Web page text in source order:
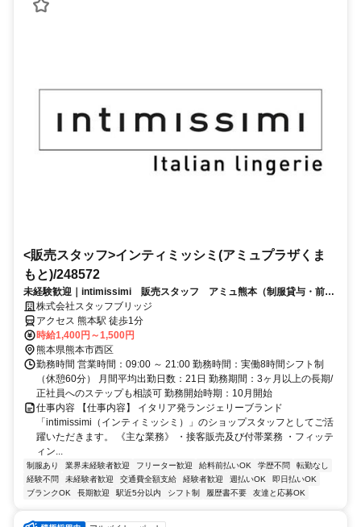
<販売スタッフ>インティミッシミ(アミュプラザくま
もと)/248572
未経験歓迎｜intimissimi 販売スタッフ アミュ熊本（制服貸与・前払
いOK）
株式会社スタッフブリッジ
アクセス 熊本駅 徒歩1分
時給1,400円～1,500円
熊本県熊本市西区
勤務時間 営業時間：09:00 ～ 21:00 勤務時間：実働8時間シフト制
（休憩60分） 月間平均出勤日数：21日 勤務期間：3ヶ月以上の長期/
正社員へのステップも相談可 勤務開始時期：10月開始
仕事内容 【仕事内容】 イタリア発ランジェリーブランド
「intimissimi（インティミッシミ）」のショップスタッフとしてご活
躍いただきます。 《主な業務》 ・接客販売及び付帯業務 ・フィッテ
ィン...
制服あり 業界未経験者歓迎 フリーター歓迎 給料前払いOK 学歴不問
転勤なし
経験不問
未経験者歓迎 交通費全額支給 経験者歓迎 週払いOK
即日払いOK
ブランクOK
長期歓迎 駅近5分以内 シフト制 履歴書不要 友達と応募OK